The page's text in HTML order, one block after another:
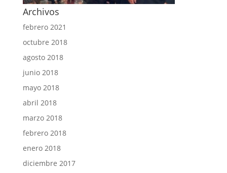
Archivos
febrero 2021
octubre 2018
agosto 2018
junio 2018
mayo 2018
abril 2018
marzo 2018
febrero 2018
enero 2018
diciembre 2017